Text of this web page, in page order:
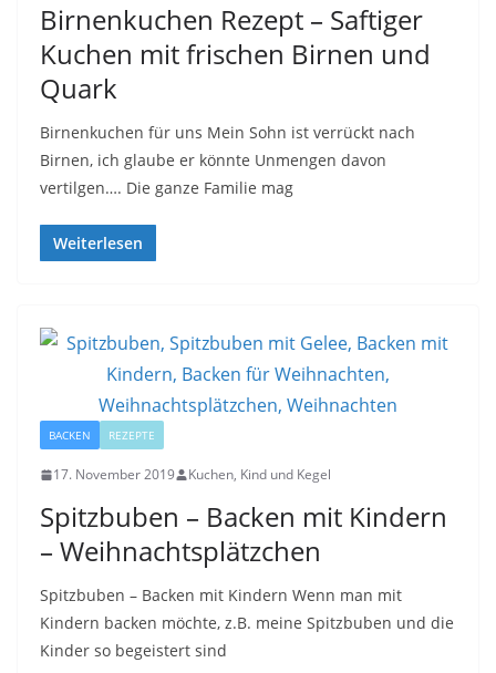
Birnenkuchen Rezept – Saftiger
Kuchen mit frischen Birnen und
Quark
Birnenkuchen für uns Mein Sohn ist verrückt nach
Birnen, ich glaube er könnte Unmengen davon
vertilgen…. Die ganze Familie mag
Weiterlesen
BACKEN REZEPTE
17. November 2019 Kuchen, Kind und Kegel
Spitzbuben – Backen mit Kindern
– Weihnachtsplätzchen
Spitzbuben – Backen mit Kindern Wenn man mit
Kindern backen möchte, z.B. meine Spitzbuben und die
Kinder so begeistert sind